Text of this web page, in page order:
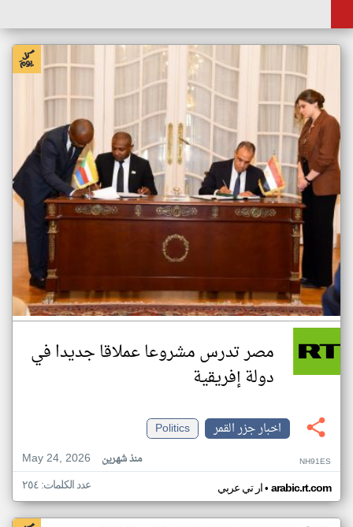
مصر تدرس مشروعا عملاقا جديدا في
دولة إفريقية
اخبار جزر القمر
Politics
May 24, 2026
منذ شهرين NH91ES
ار تي عربي• arabic.rt.com عدد الكلمات: ٢٥٤